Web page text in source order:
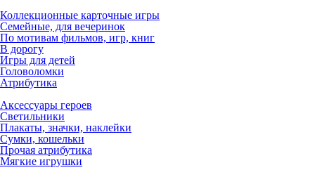
Коллекционные карточные игры
Семейные, для вечеринок
По мотивам фильмов, игр, книг
В дорогу
Игры для детей
Головоломки
Атрибутика
Аксессуары героев
Светильники
Плакаты, значки, наклейки
Сумки, кошельки
Прочая атрибутика
Мягкие игрушки